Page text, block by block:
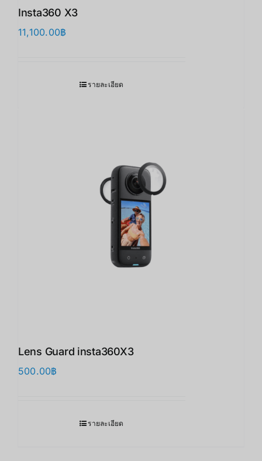
Insta360 X3
11,100.00฿
รายละเอียด
Lens Guard insta360X3 ​
500.00฿
รายละเอียด